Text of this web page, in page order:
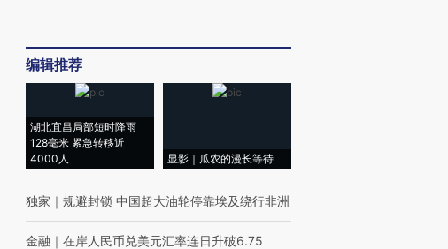
编辑推荐
湖北宜昌局部短时降雨
128毫米 紧急转移近
4000人
显影｜瓜农的漫长等待
独家 ｜ 规避封锁 中国超大油轮停靠埃及绕行非洲
金融 ｜ 在岸人民币兑美元汇率连日升破6.75